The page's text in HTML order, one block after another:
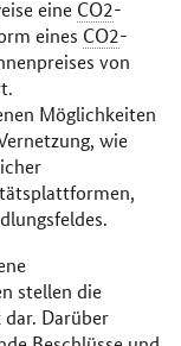
eine CO2-
eines CO2-
von
Möglichkeiten
wie
stellen die
Darüber